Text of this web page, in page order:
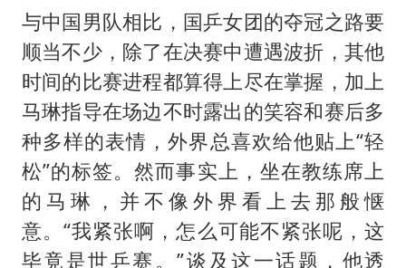
与中国男队相比，国乒女团的夺冠之路要
顺当不少，除了在决赛中遭遇波折，其他
时间的比赛进程都算得上尽在掌握，加上
马琳指导在场边不时露出的笑容和赛后多
种多样的表情，外界总喜欢给他贴上“轻
松”的标签。然而事实上，坐在教练席上
的马琳，并不像外界看上去那般惬
意。“我紧张啊，怎么可能不紧张呢，这
毕竟是世乒赛。”谈及这一话题，他透